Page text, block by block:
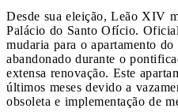
Desde sua eleição, Leão XIV
Palácio do Santo Ofício.
mudaria para o apartamento
abandonado durante o
extensa renovação. Este
últimos meses devido a
obsoleta e implementação de